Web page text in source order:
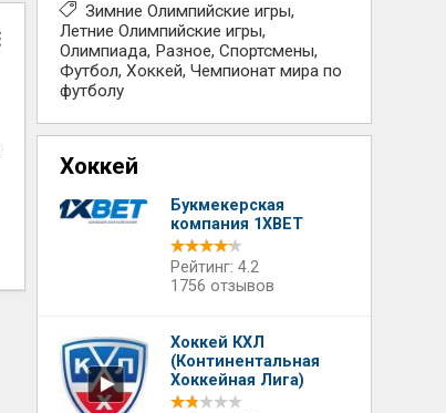
Зимние Олимпийские игры
Летние Олимпийские игры
Олимпиада Разное Спортсмены
Футбол Хоккей Чемпионат мира по
футболу
Хоккей
Букмекерская
компания 1XBET
Рейтинг: 4.2
1756 отзывов
Хоккей КХЛ
(Континентальная
Хоккейная Лига)